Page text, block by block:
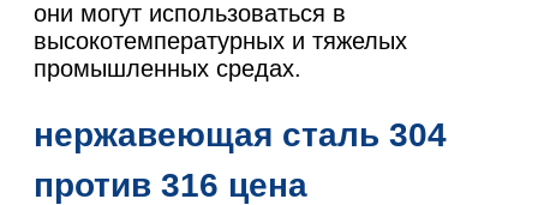
они могут использоваться в
высокотемпературных и тяжелых
промышленных средах.
нержавеющая сталь 304
против 316 цена